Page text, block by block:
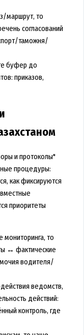
маршрут, то
согласований
таможня/
буфер до
приказов,
и протоколы"
процедуры:
как фиксируются
приоритеты
мониторинга, то
↔ фактические
водителя/
ведомств,
действий:
контроль, где